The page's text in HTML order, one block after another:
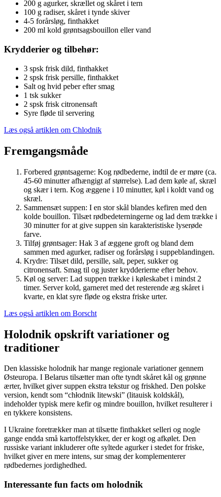
200 g agurker, skrællet og skåret i tern
100 g radiser, skåret i tynde skiver
4-5 forårsløg, finthakket
200 ml kold grøntsagsbouillon eller vand
Krydderier og tilbehør:
3 spsk frisk dild, finthakket
2 spsk frisk persille, finthakket
Salt og hvid peber efter smag
1 tsk sukker
2 spsk frisk citronensaft
Syre fløde til servering
Læs også artiklen om Chlodnik
Fremgangsmåde
Forbered grøntsagerne: Kog rødbederne, indtil de er møre (ca.
45-60 minutter afhængigt af størrelse). Lad dem køle af, skræl
og skær i tern. Kog æggene i 10 minutter, køl i koldt vand og
skræl.
Sammensæt suppen: I en stor skål blandes kefiren med den
kolde bouillon. Tilsæt rødbedeterningerne og lad dem trække i
30 minutter for at give suppen sin karakteristiske lyserøde
farve.
Tilføj grøntsager: Hak 3 af æggene groft og bland dem
sammen med agurker, radiser og forårsløg i suppeblandingen.
Krydre: Tilsæt dild, persille, salt, peper, sukker og
citronensaft. Smag til og juster krydderierne efter behov.
Køl og server: Lad suppen trække i køleskabet i mindst 2
timer. Server kold, garneret med det resterende æg skåret i
kvarte, en klat syre fløde og ekstra friske urter.
Læs også artiklen om Borscht
Holodnik opskrift variationer og
traditioner
Den klassiske holodnik har mange regionale variationer gennem
Østeuropa. I Belarus tilsætter man ofte tyndt skåret kål og grønne
ærter, hvilket giver suppen ekstra tekstur og friskhed. Den polske
version, kendt som “chłodnik litewski” (litauisk koldskål),
indeholder typisk mere kefir og mindre bouillon, hvilket resulterer i
en tykkere konsistens.
I Ukraine foretrækker man at tilsætte finthakket selleri og nogle
gange endda små kartoffelstykker, der er kogt og afkølet. Den
russiske variant inkluderer ofte syltede agurker i stedet for friske,
hvilket giver en mere intens, sur smag der komplementerer
rødbedernes jordighedhed.
Interessante fun facts om holodnik